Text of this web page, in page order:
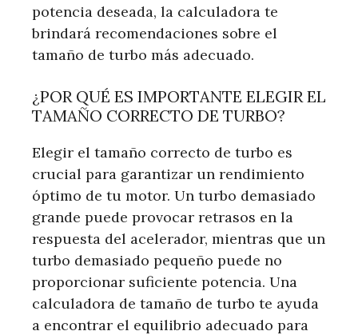
potencia deseada, la calculadora te
brindará recomendaciones sobre el
tamaño de turbo más adecuado.
¿POR QUÉ ES IMPORTANTE ELEGIR EL
TAMAÑO CORRECTO DE TURBO?
Elegir el tamaño correcto de turbo es
crucial para garantizar un rendimiento
óptimo de tu motor. Un turbo demasiado
grande puede provocar retrasos en la
respuesta del acelerador, mientras que un
turbo demasiado pequeño puede no
proporcionar suficiente potencia. Una
calculadora de tamaño de turbo te ayuda
a encontrar el equilibrio adecuado para